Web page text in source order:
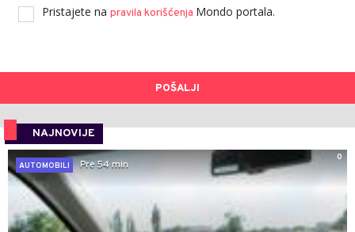
Pristajete na pravila korišćenja Mondo portala.
POŠALJI
NAJNOVIJE
0
AUTOMOBILI
Pre 54 min